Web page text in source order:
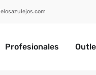
Profesionales